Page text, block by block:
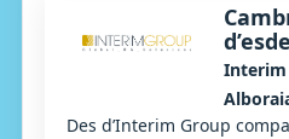
Interim
Des d’Interim Group